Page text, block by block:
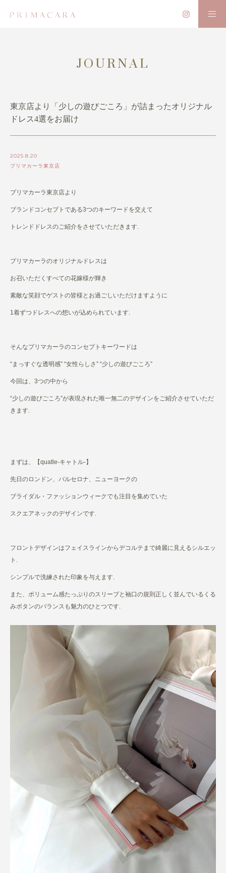
JOURNAL
東京店より「少しの遊びごころ」が詰まったオリジナル
ドレス4選をお届け
2025.8.20
プリマカーラ東京店
プリマカーラ東京店より
ブランドコンセプトである3つのキーワードを交えて
トレンドドレスのご紹介をさせていただきます.
プリマカーラのオリジナルドレスは
お召いただくすべての花嫁様が輝き
素敵な笑顔でゲストの皆様とお過ごしいただけますように
1着ずつドレスへの想いが込められています.
そんなプリマカーラのコンセプトキーワードは
“まっすぐな透明感” “女性らしさ” “少しの遊びごころ”
今回は、3つの中から
“少しの遊びごころ”が表現された唯一無二のデザインをご紹介させていただ
きます.
まずは、【quatle-キャトル-】
先日のロンドン、バルセロナ、ニューヨークの
ブライダル・ファッションウィークでも注目を集めていた
スクエアネックのデザインです.
フロントデザインはフェイスラインからデコルテまで綺麗に見えるシルエッ
ト.
シンプルで洗練された印象を与えます.
また、ボリューム感たっぷりのスリーブと袖口の規則正しく並んでいるくる
みボタンのバランスも魅力のひとつです.